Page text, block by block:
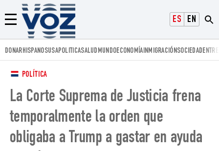
ESPAÑOLENGLISH
Menú
Voz.us
DONARHISPANOSUSAPOLITICASALUD MUNDOECONOMÍAINMIGRACIÓNSOCIEDAD
POLÍTICA
La Corte Suprema de Justicia frena
temporalmente la orden que
obligaba a Trump a gastar en ayuda